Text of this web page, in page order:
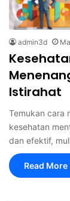
admin3d
Istirahat
Temukan cara
kesehatan
dan efektif,
Read More